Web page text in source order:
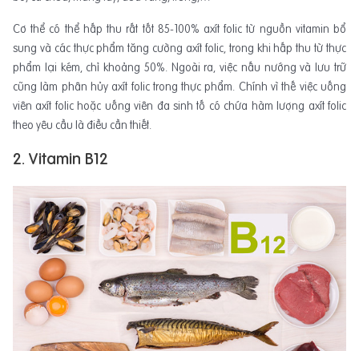
Cơ thể có thể hấp thu rất tốt 85-100% axít folic từ nguồn vitamin bổ
sung và các thực phẩm tăng cường axít folic, trong khi hấp thu từ thực
phẩm lại kém, chỉ khoảng 50%. Ngoài ra, việc nấu nướng và lưu trữ
cũng làm phân hủy axít folic trong thực phẩm. Chính vì thế việc uống
viên axít folic hoặc uống viên đa sinh tố có chứa hàm lượng axít folic
theo yêu cầu là điều cần thiết.
2. Vitamin B12